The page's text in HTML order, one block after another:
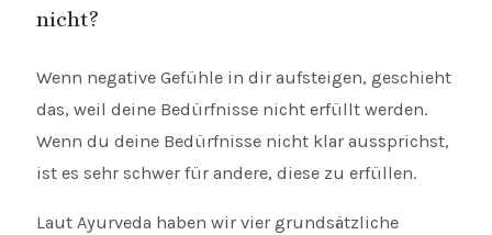
nicht?
Wenn negative Gefühle in dir aufsteigen, geschieht
das, weil deine Bedürfnisse nicht erfüllt werden.
Wenn du deine Bedürfnisse nicht klar aussprichst,
ist es sehr schwer für andere, diese zu erfüllen.
Laut Ayurveda haben wir vier grundsätzliche